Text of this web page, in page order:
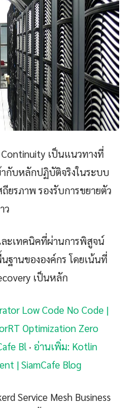
Continuity เป็นแนวทางที่
กับหลักปฏิบัติจริงในระบบ
ยรภาพ รองรับการขยายตัว
ว
ะเทคนิคที่ผ่านการพิสูจน์
ฐานขององค์กร โดยเน้นที่
เป็นหลัก
Low Code No Code |
Optimization Zero
Bl · อ่านเพิ่ม: Kotlin
| SiamCafe Blog
Service Mesh Business